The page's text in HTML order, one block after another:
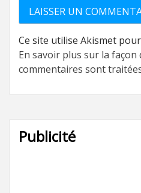
Ce site utilise Akismet
En savoir plus sur la
commentaires sont
Publicité